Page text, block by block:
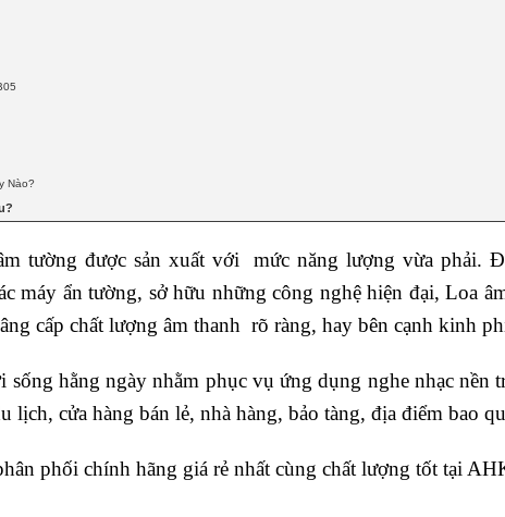
Nào?
tường được sản xuất với mức năng lượng vừa phải.
máy ẩn tường, sở hữu những công nghệ hiện đại, Loa
cấp chất lượng âm thanh rõ ràng, hay bên cạnh kinh
hằng ngày nhằm phục vụ ứng dụng nghe nhạc nền
lịch, cửa hàng bán lẻ, nhà hàng, bảo tàng, địa điểm bao
phối chính hãng giá rẻ nhất cùng chất lượng tốt tại